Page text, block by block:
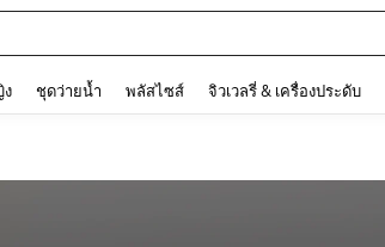
ชุดว่ายน้ำ พลัสไซส์ จิวเวลรี่ & เครื่องประดับ